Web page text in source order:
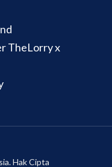
TheLorry x
Hak Cipta